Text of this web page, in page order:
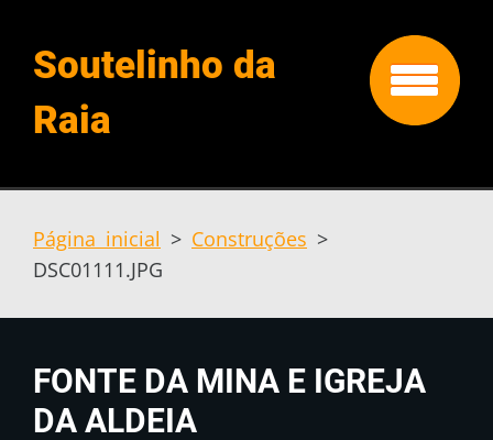
Soutelinho da
Raia
Página inicial > Construções >
DSC01111.JPG
FONTE DA MINA E IGREJA
DA ALDEIA